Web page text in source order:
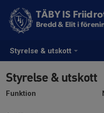
Styrelse & utskott
TÄBY IS
Bredd & Elit i
Styrelse & utskott
Funktion